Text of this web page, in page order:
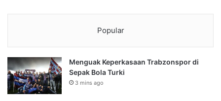
Popular
Menguak Keperkasaan Trabzonspor di
Sepak Bola Turki
3 mins ago